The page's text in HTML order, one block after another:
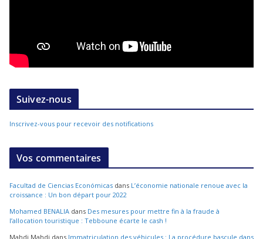
Suivez-nous
Inscrivez-vous pour recevoir des notifications
Vos commentaires
Facultad de Ciencias Económicas dans L’économie nationale renoue avec la
croissance : Un bon départ pour 2022
Mohamed BENALIA dans Des mesures pour mettre fin à la fraude à
l’allocation touristique : Tebboune écarte le cash !
Mahdi Mahdi dans Immatriculation des véhicules : La procédure bascule dans